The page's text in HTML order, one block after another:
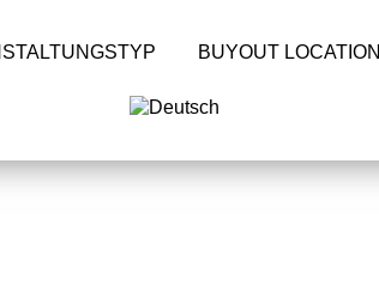
BUYOUT LOCATION